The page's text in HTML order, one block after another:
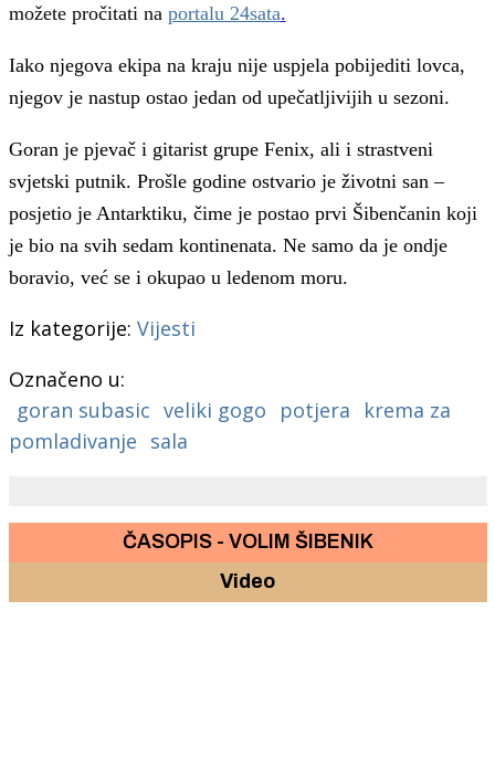
možete pročitati na portalu 24sata.
Iako njegova ekipa na kraju nije uspjela pobijediti lovca,
njegov je nastup ostao jedan od upečatljivijih u sezoni.
Goran je pjevač i gitarist grupe Fenix, ali i strastveni
svjetski putnik. Prošle godine ostvario je životni san –
posjetio je Antarktiku, čime je postao prvi Šibenčanin koji
je bio na svih sedam kontinenata. Ne samo da je ondje
boravio, već se i okupao u ledenom moru.
Iz kategorije: Vijesti
Označeno u:
goran subasic veliki gogo potjera
krema za
pomladivanje sala
ČASOPIS - VOLIM ŠIBENIK
Video